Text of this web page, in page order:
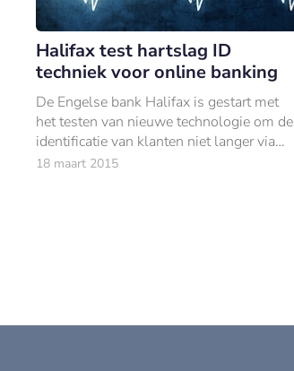
Halifax test hartslag ID
techniek voor online banking
De Engelse bank Halifax is gestart met
het testen van nieuwe technologie om de
identificatie van klanten niet langer via
wachtwoorden, maar via het herkennen
18 maart 2015